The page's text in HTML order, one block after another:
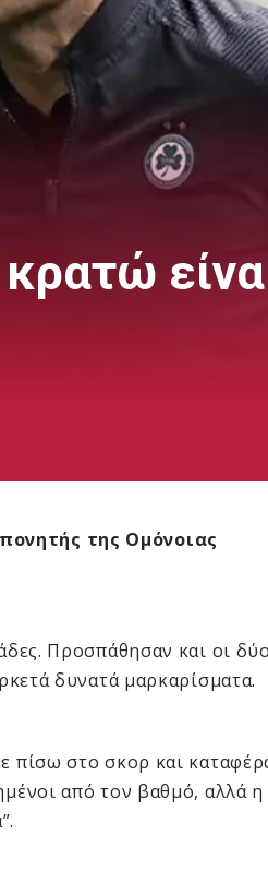
της Ομόνοιας
Προσπάθησαν και οι
δυνατά μαρκαρίσματα.
πίσω στο σκορ και
από τον βαθμό, αλλά η